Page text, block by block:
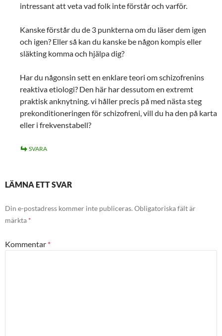
intressant att veta vad folk inte förstår och varför.
Kanske förstår du de 3 punkterna om du läser dem igen
och igen? Eller så kan du kanske be någon kompis eller
släkting komma och hjälpa dig?
Har du någonsin sett en enklare teori om schizofrenins
reaktiva etiologi? Den här har dessutom en extremt
praktisk anknytning. vi håller precis på med nästa steg
prekonditioneringen för schizofreni, vill du ha den på karta
eller i frekvenstabell?
SVARA
LÄMNA ETT SVAR
Din e-postadress kommer inte publiceras. Obligatoriska fält är
märkta *
Kommentar *